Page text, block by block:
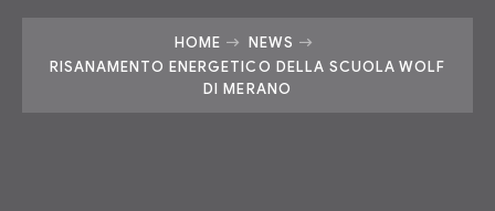
HOME
NEWS
RISANAMENTO ENERGETICO DELLA SCUOLA WOLF
DI MERANO